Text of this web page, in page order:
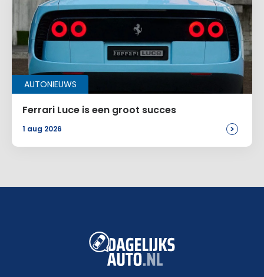
AUTONIEUWS
Ferrari Luce is een groot succes
1 aug 2026 >